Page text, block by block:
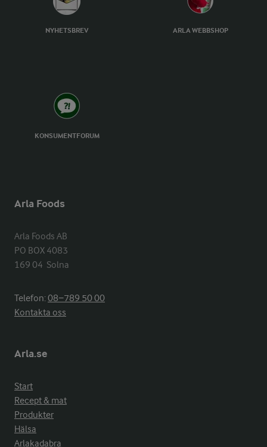
NYHETSBREV ARLA WEBBSHOP
KONSUMENTFORUM
Arla Foods
Arla Foods AB
PO BOX 4083
169 04  Solna
Telefon:08−789 50 00
Kontakta oss
Arla.se
Start
Recept & mat
Produkter
Hälsa
Arlakadabra